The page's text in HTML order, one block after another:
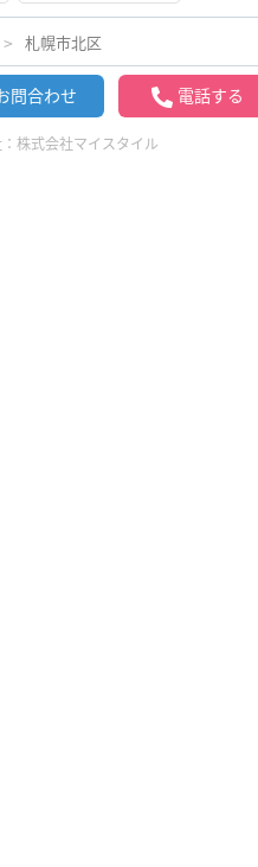
札幌市北区
問合わせ 電話する
株式会社マイスタイル